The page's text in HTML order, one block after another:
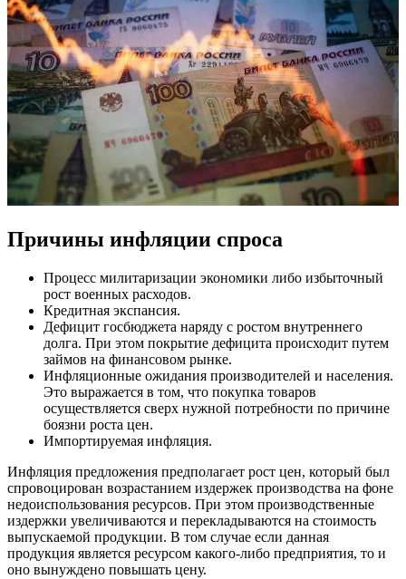
Причины инфляции спроса
Процесс милитаризации экономики либо избыточный
рост военных расходов.
Кредитная экспансия.
Дефицит госбюджета наряду с ростом внутреннего
долга. При этом покрытие дефицита происходит путем
займов на финансовом рынке.
Инфляционные ожидания производителей и населения.
Это выражается в том, что покупка товаров
осуществляется сверх нужной потребности по причине
боязни роста цен.
Импортируемая инфляция.
Инфляция предложения предполагает рост цен, который был
спровоцирован возрастанием издержек производства на фоне
недоиспользования ресурсов. При этом производственные
издержки увеличиваются и перекладываются на стоимость
выпускаемой продукции. В том случае если данная
продукция является ресурсом какого-либо предприятия, то и
оно вынуждено повышать цену.